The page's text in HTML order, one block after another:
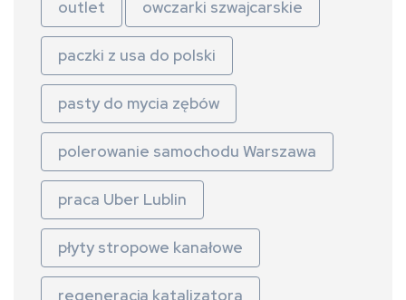
outlet owczarki szwajcarskie
paczki z usa do polski
pasty do mycia zębów
polerowanie samochodu Warszawa
praca Uber Lublin
płyty stropowe kanałowe
regeneracja katalizatora